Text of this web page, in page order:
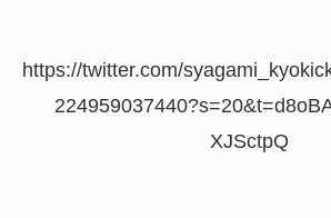
https://twitter.com/
XJSctpQ